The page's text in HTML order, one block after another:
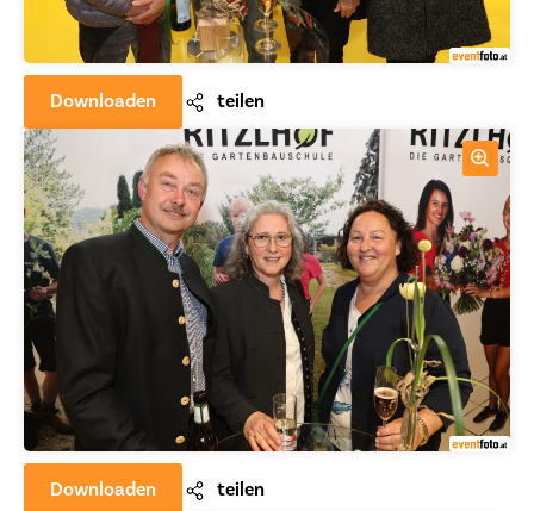
Downloaden teilen
Downloaden teilen